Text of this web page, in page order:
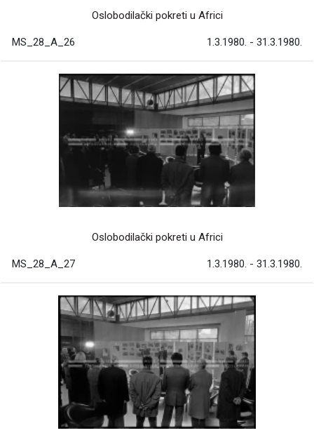
Oslobodilački pokreti u Africi
MS_28_A_26 1.3.1980. - 31.3.1980.
Oslobodilački pokreti u Africi
MS_28_A_27 1.3.1980. - 31.3.1980.